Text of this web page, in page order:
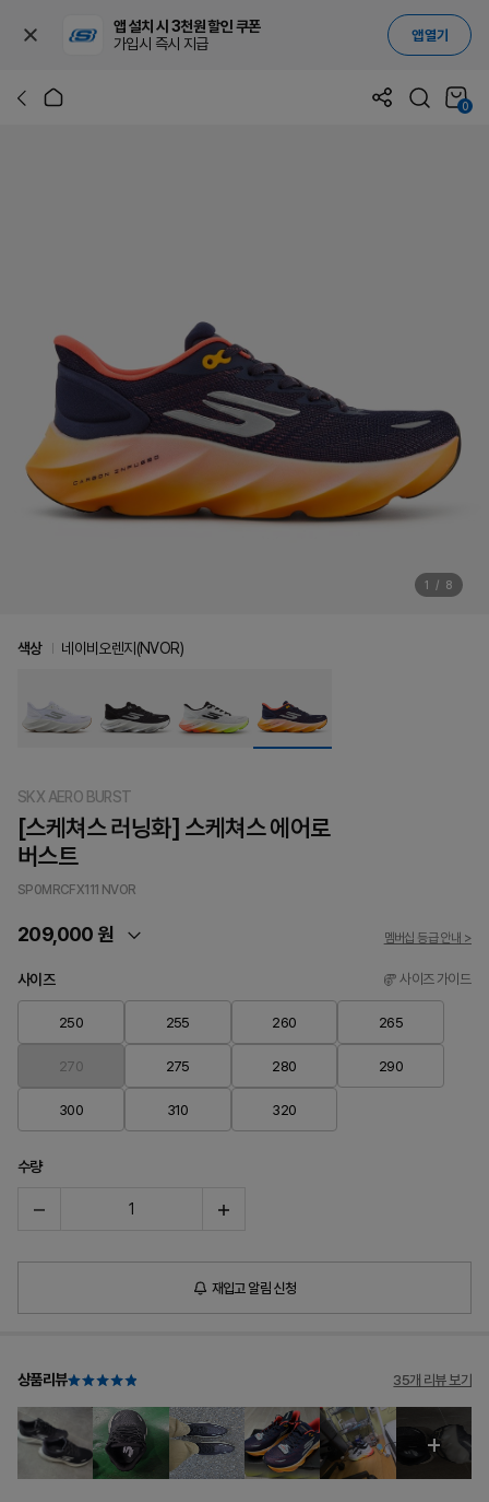
앱 설치 시 3천원 할인 쿠폰
가입시 즉시 지급
앱 열기
0
1 / 8
SKX AERO BURST
[스케쳐스 러닝화] 스케쳐스 에어로
버스트
SP0MRCFX111 NVOR
209,000 원 멤버십 등급 안내 >
색상 네이비오렌지(NVOR)
사이즈 사이즈 가이드
250 255 260 265
270 275 280 290
300 310 320
수량
재입고 알림 신청
상품리뷰 35개 리뷰 보기